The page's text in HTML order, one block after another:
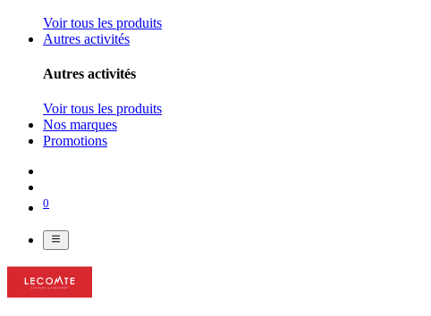
Voir tous les produits
Autres activités
Autres activités
Voir tous les produits
Nos marques
Promotions
0